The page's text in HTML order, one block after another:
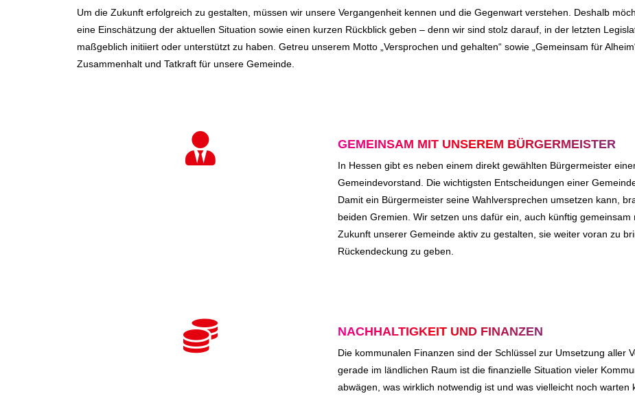
Um die Zukunft erfolgreich zu gestalten, müssen wir unsere Vergangenheit kennen und die Gegenwart verstehen. Deshalb
eine Einschätzung der aktuellen Situation sowie einen kurzen Rückblick geben – denn wir sind stolz darauf, in der letzten
maßgeblich initiiert oder unterstützt zu haben. Getreu unserem Motto „Versprochen und gehalten“ sowie „Gemeinsam für
Zusammenhalt und Tatkraft für unsere Gemeinde.
GEMEINSAM MIT UNSEREM BÜRGERMEISTER
In Hessen gibt es neben einem direkt gewählten Bürgermeister
Gemeindevorstand. Die wichtigsten Entscheidungen einer
Damit ein Bürgermeister seine Wahlversprechen umsetzen kann,
beiden Gremien. Wir setzen uns dafür ein, auch künftig
Zukunft unserer Gemeinde aktiv zu gestalten, sie weiter voran zu
Rückendeckung zu geben.
NACHHALTIGKEIT UND FINANZEN
Die kommunalen Finanzen sind der Schlüssel zur Umsetzung aller
gerade im ländlichen Raum ist die finanzielle Situation vieler
abwägen, was wirklich notwendig ist und was vielleicht noch